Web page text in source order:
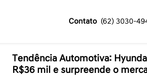
Contato (62) 3030-
Tendência Automotiva:
R$36 mil e surpreende o